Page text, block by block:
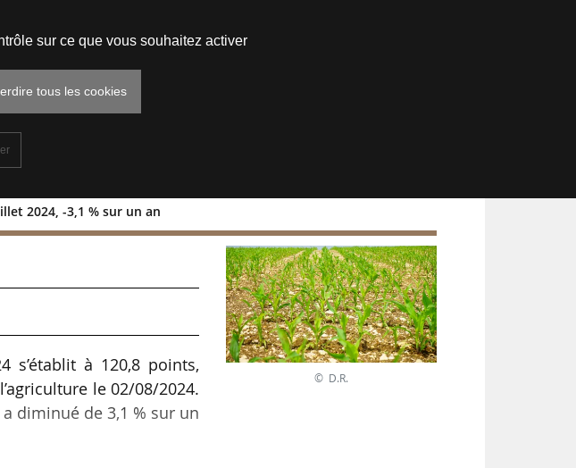
2024, -3,1 % sur un an
à 120,8 points en
s’établit à 120,8 points,
le 02/08/2024.
diminué de 3,1 % sur un
© D.R.
sur ce que vous souhaitez activer
tous les cookies